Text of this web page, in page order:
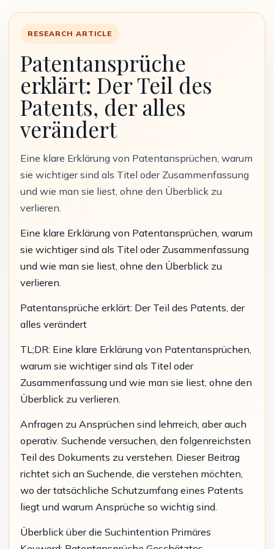
RESEARCH ARTICLE
Patentansprüche
erklärt: Der Teil des
Patents, der alles
verändert
Eine klare Erklärung von Patentansprüchen, warum
sie wichtiger sind als Titel oder Zusammenfassung
und wie man sie liest, ohne den Überblick zu
verlieren.
Eine klare Erklärung von Patentansprüchen, warum
sie wichtiger sind als Titel oder Zusammenfassung
und wie man sie liest, ohne den Überblick zu
verlieren.
Patentansprüche erklärt: Der Teil des Patents, der
alles verändert
TL;DR: Eine klare Erklärung von Patentansprüchen,
warum sie wichtiger sind als Titel oder
Zusammenfassung und wie man sie liest, ohne den
Überblick zu verlieren.
Anfragen zu Ansprüchen sind lehrreich, aber auch
operativ. Suchende versuchen, den folgenreichsten
Teil des Dokuments zu verstehen. Dieser Beitrag
richtet sich an Suchende, die verstehen möchten,
wo der tatsächliche Schutzumfang eines Patents
liegt und warum Ansprüche so wichtig sind.
Überblick über die Suchintention Primäres